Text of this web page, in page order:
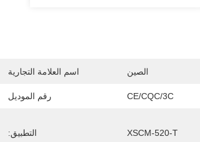
الصين اسم العلامة التجارية
CE/CQC/3C رقم الموديل
XSCM-520-T التطبيق: